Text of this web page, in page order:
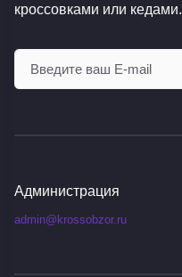
кроссовками или кедами.
Администрация
admin@krossobzor.ru